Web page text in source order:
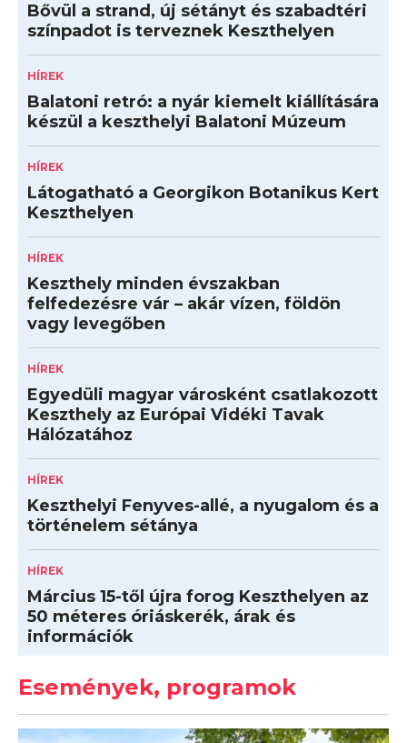
Bővül a strand, új sétányt és szabadtéri
színpadot is terveznek Keszthelyen
HÍREK
Balatoni retró: a nyár kiemelt kiállítására
készül a keszthelyi Balatoni Múzeum
HÍREK
Látogatható a Georgikon Botanikus Kert
Keszthelyen
HÍREK
Keszthely minden évszakban
felfedezésre vár – akár vízen, földön
vagy levegőben
HÍREK
Egyedüli magyar városként csatlakozott
Keszthely az Európai Vidéki Tavak
Hálózatához
HÍREK
Keszthelyi Fenyves-allé, a nyugalom és a
történelem sétánya
HÍREK
Március 15-től újra forog Keszthelyen az
50 méteres óriáskerék, árak és
információk
Események, programok